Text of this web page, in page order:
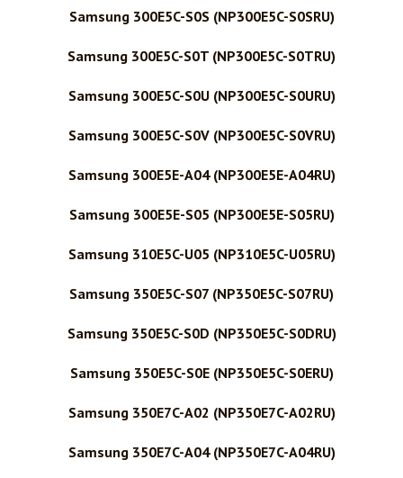
Samsung 300E5C-S0S (NP300E5C-S0SRU)
Samsung 300E5C-S0T (NP300E5C-S0TRU)
Samsung 300E5C-S0U (NP300E5C-S0URU)
Samsung 300E5C-S0V (NP300E5C-S0VRU)
Samsung 300E5E-A04 (NP300E5E-A04RU)
Samsung 300E5E-S05 (NP300E5E-S05RU)
Samsung 310E5C-U05 (NP310E5C-U05RU)
Samsung 350E5C-S07 (NP350E5C-S07RU)
Samsung 350E5C-S0D (NP350E5C-S0DRU)
Samsung 350E5C-S0E (NP350E5C-S0ERU)
Samsung 350E7C-A02 (NP350E7C-A02RU)
Samsung 350E7C-A04 (NP350E7C-A04RU)